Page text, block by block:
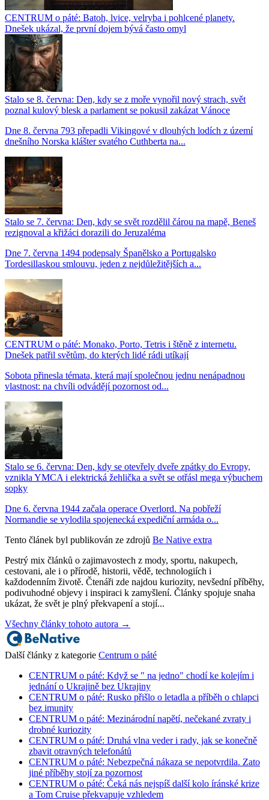
CENTRUM o páté: Batoh, lvice, velryba i pohlcené planety.
Dnešek ukázal, že první dojem bývá často omyl
Stalo se 8. června: Den, kdy se z moře vynořil nový strach, svět
poznal kulový blesk a parlament se pokusil zakázat Vánoce
Dne 8. června 793 přepadli Vikingové v dlouhých lodích z území
dnešního Norska klášter svatého Cuthberta na...
Stalo se 7. června: Den, kdy se svět rozdělil čárou na mapě, Beneš
rezignoval a křižáci dorazili do Jeruzaléma
Dne 7. června 1494 podepsaly Španělsko a Portugalsko
Tordesillaskou smlouvu, jeden z nejdůležitějších a...
CENTRUM o páté: Monako, Porto, Tetris i štěně z internetu.
Dnešek patřil světům, do kterých lidé rádi utíkají
Sobota přinesla témata, která mají společnou jednu nenápadnou
vlastnost: na chvíli odvádějí pozornost od...
Stalo se 6. června: Den, kdy se otevřely dveře zpátky do Evropy,
vznikla YMCA i elektrická žehlička a svět se otřásl mega výbuchem
sopky
Dne 6. června 1944 začala operace Overlord. Na pobřeží
Normandie se vylodila spojenecká expediční armáda o...
Tento článek byl publikován ze zdrojů Be Native extra
Pestrý mix článků o zajimavostech z mody, sportu, nakupech,
cestovani, ale i o přírodě, historii, vědě, technologiích i
každodenním životě. Čtenáři zde najdou kuriozity, nevšední příběhy,
podivuhodné objevy i inspiraci k zamyšlení. Články spojuje snaha
ukázat, že svět je plný překvapení a stojí...
Všechny články tohoto autora →
Další články z kategorie Centrum o páté
CENTRUM o páté: Když se " na jedno" chodí ke kolejím i
jednání o Ukrajině bez Ukrajiny
CENTRUM o páté: Rusko přišlo o letadla a příběh o chlapci
bez imunity
CENTRUM o páté: Mezinárodní napětí, nečekané zvraty i
drobné kuriozity
CENTRUM o páté: Druhá vlna veder i rady, jak se konečně
zbavit otravných telefonátů
CENTRUM o páté: Nebezpečná nákaza se nepotvrdila. Zato
jiné příběhy stojí za pozornost
CENTRUM o páté: Čeká nás nejspíš další kolo íránské krize
a Tom Cruise překvapuje vzhledem